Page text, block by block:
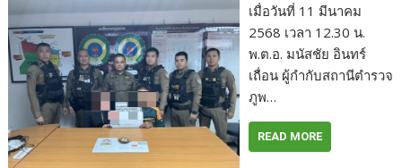
เมื่อวันที่ 11 มีนาคม
2568 เวลา 12.30 น.
พ.ต.อ. มนัสชัย อินทร์
เถื่อน ผู้กำกับสถานีตำรวจ
ภูพ…
READ MORE